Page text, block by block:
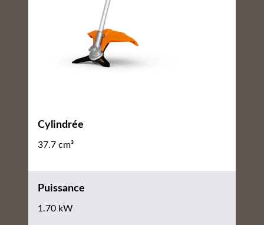
Cylindrée
37.7 cm³
Puissance
1.70 kW